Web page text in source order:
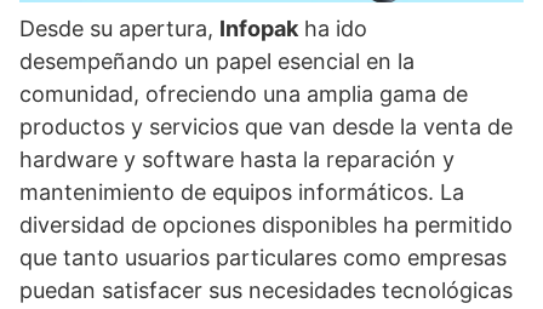
Desde su apertura, Infopakha ido
desempeñando un papel esencial en la
comunidad, ofreciendo una amplia gama de
productos y servicios que van desde la venta de
hardware y software hasta la reparación y
mantenimiento de equipos informáticos. La
diversidad de opciones disponibles ha permitido
que tanto usuarios particulares como empresas
puedan satisfacer sus necesidades tecnológicas